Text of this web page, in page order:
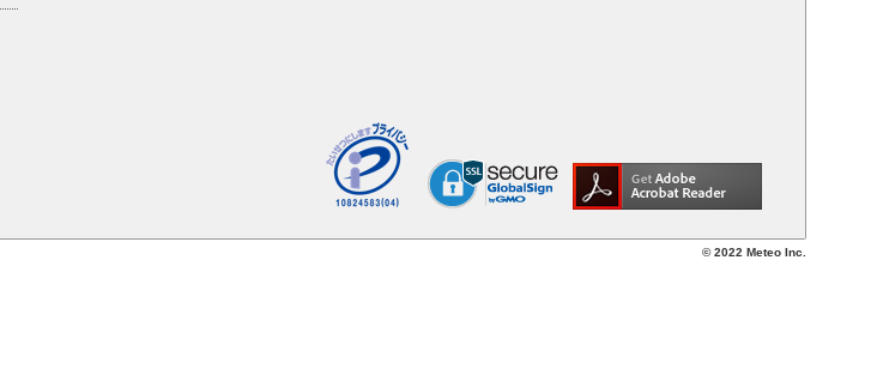
© 2022 Meteo Inc.